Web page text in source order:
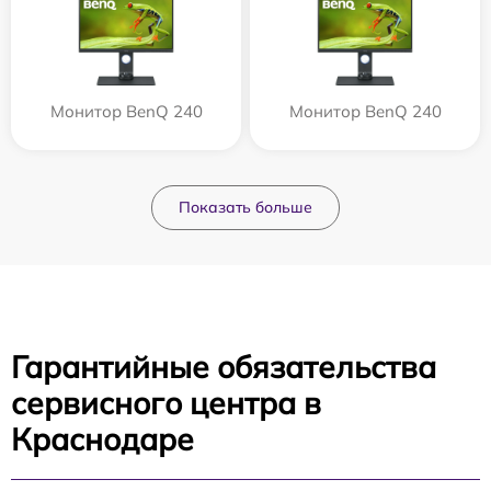
Монитор BenQ 240 Монитор BenQ 240
Показать больше
Гарантийные обязательства
сервисного центра в
Краснодаре